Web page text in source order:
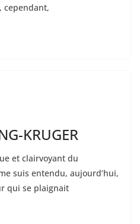
cependant,
KRUGER
et clairvoyant du
suis entendu, aujourd’hui,
qui se plaignait